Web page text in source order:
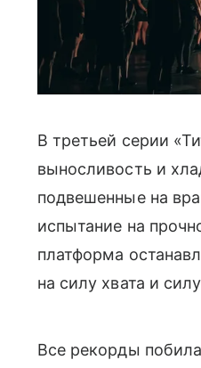
В третьей серии
выносливость и
подвешенные на
испытание на
платформа
на силу хвата и
Все рекорды